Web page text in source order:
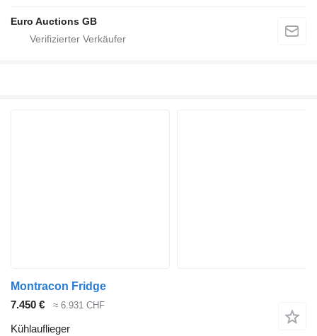
Euro Auctions GB
Montracon Fridge
7.450 €
≈ 6.931 CHF
Kühlauflieger